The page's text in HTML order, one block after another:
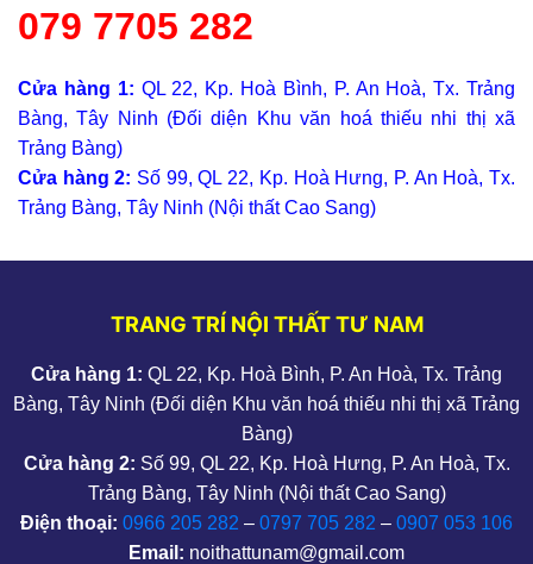
079 7705 282
Cửa hàng 1: QL 22, Kp. Hoà Bình, P. An Hoà, Tx. Trảng
Bàng, Tây Ninh (Đối diện Khu văn hoá thiếu nhi thị xã
Trảng Bàng)
Cửa hàng 2: Số 99, QL 22, Kp. Hoà Hưng, P. An Hoà, Tx.
Trảng Bàng, Tây Ninh (Nội thất Cao Sang)
TRANG TRÍ NỘI THẤT TƯ NAM
Cửa hàng 1: QL 22, Kp. Hoà Bình, P. An Hoà, Tx. Trảng
Bàng, Tây Ninh (Đối diện Khu văn hoá thiếu nhi thị xã Trảng
Bàng)
Cửa hàng 2: Số 99, QL 22, Kp. Hoà Hưng, P. An Hoà, Tx.
Trảng Bàng, Tây Ninh (Nội thất Cao Sang)
Điện thoại: 0966 205 282 – 0797 705 282 – 0907 053 106
Email: noithattunam@gmail.com